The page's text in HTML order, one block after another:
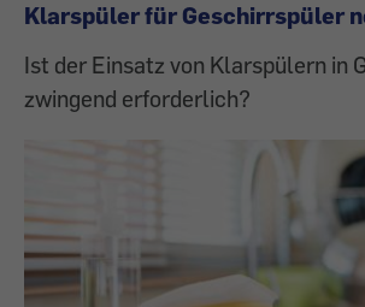
Klarspüler für Geschirrspüler
Ist der Einsatz von Klarspülern in
zwingend erforderlich?